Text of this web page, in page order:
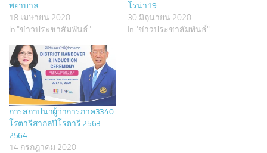
(
O
p
e
s
i
n
n
e
w
w
i
n
d
o
w
)
(
O
p
s
i
n
n
e
w
w
i
n
d
o
w
พยาบาล
18 เมษายน 2020
In "ข่าวประชาสัมพันธ์"
โรน่า19
30 มิถุนายน 2020
In "ข่าวประชาสัมพันธ์"
การสถาปนาผู้ว่าการภาค3340
โรตารีสากลปีโรตารี 2563-
2564
14 กรกฎาคม 2020